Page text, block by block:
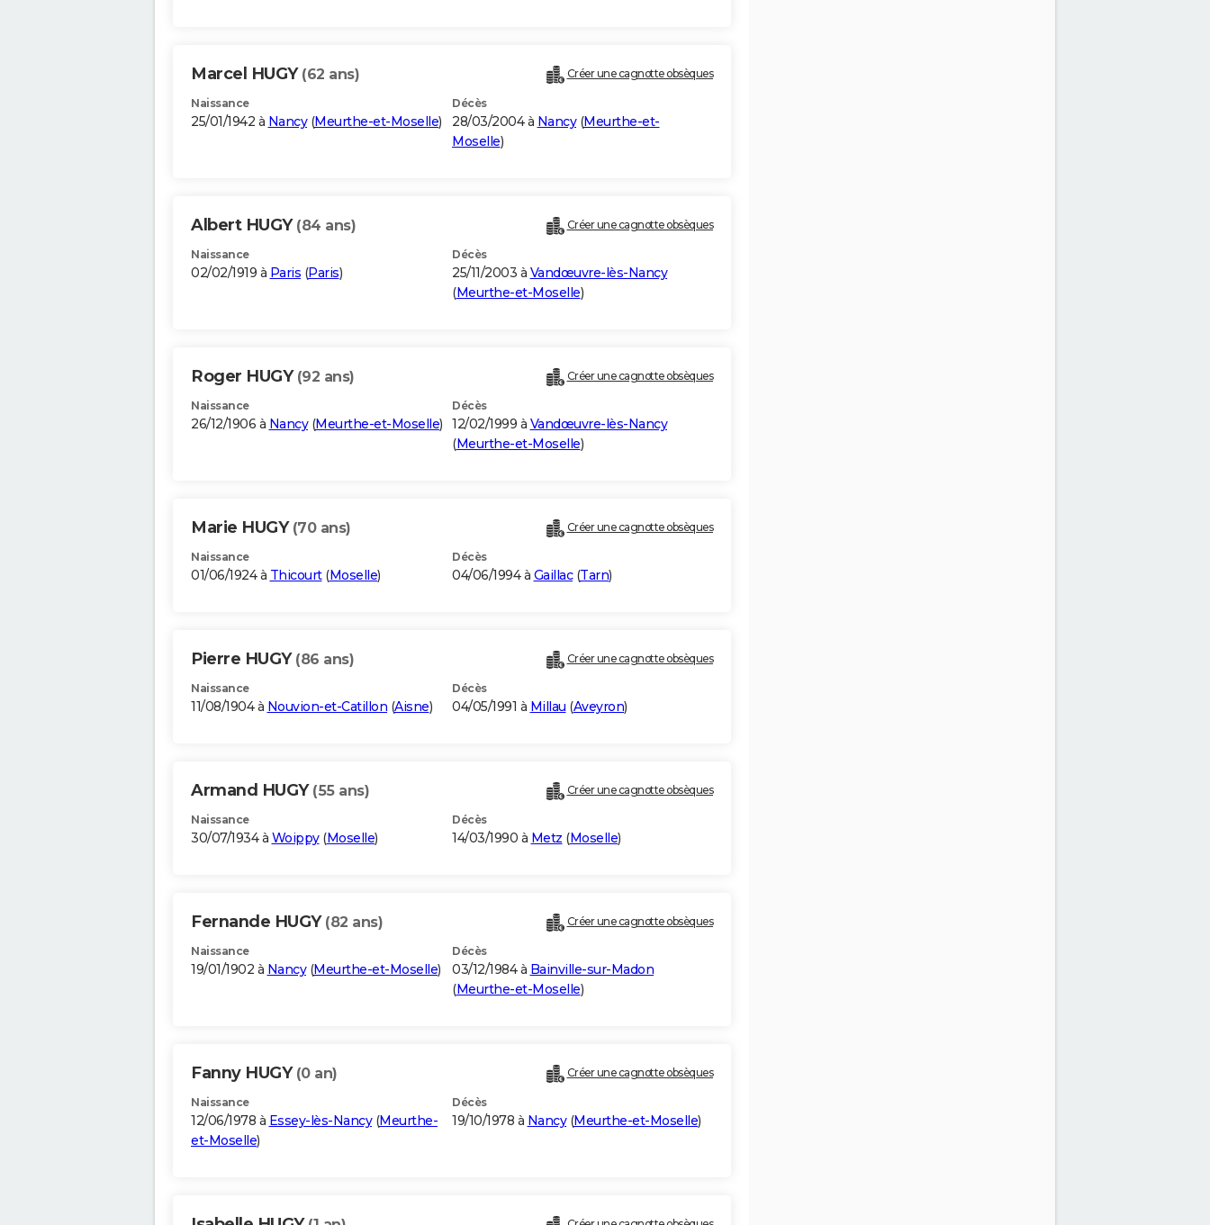
Marcel HUGY (62 ans) Créer une cagnotte obsèques
Naissance
25/01/1942 à Nancy(Meurthe-et-Moselle)
Décès
28/03/2004 à Nancy(Meurthe-et-
Moselle)
Albert HUGY (84 ans) Créer une cagnotte obsèques
Naissance
02/02/1919 à Paris (Paris)
Décès
25/11/2003 à Vandœuvre-lès-Nancy
(Meurthe-et-Moselle)
Roger HUGY (92 ans) Créer une cagnotte obsèques
Naissance
26/12/1906 à Nancy(Meurthe-et-Moselle)
Décès
12/02/1999 à Vandœuvre-lès-Nancy
(Meurthe-et-Moselle)
Marie HUGY (70 ans) Créer une cagnotte obsèques
Naissance
01/06/1924 à Thicourt(Moselle)
Décès
04/06/1994 à Gaillac(Tarn)
Pierre HUGY (86 ans) Créer une cagnotte obsèques
Naissance
11/08/1904 à Nouvion-et-Catillon (Aisne)
Décès
04/05/1991 à Millau (Aveyron)
Armand HUGY (55 ans) Créer une cagnotte obsèques
Naissance
30/07/1934 à Woippy(Moselle)
Décès
14/03/1990 à Metz (Moselle)
Fernande HUGY (82 ans) Créer une cagnotte obsèques
Naissance
19/01/1902 à Nancy(Meurthe-et-Moselle)
Décès
03/12/1984 à Bainville-sur-Madon
(Meurthe-et-Moselle)
Fanny HUGY (0 an) Créer une cagnotte obsèques
Naissance
12/06/1978 à Essey-lès-Nancy(Meurthe-
et-Moselle)
Décès
19/10/1978 à Nancy(Meurthe-et-Moselle)